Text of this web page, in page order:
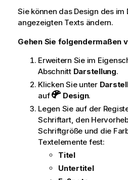
Sie können das Design des im
angezeigten Texts ändern.
Gehen Sie folgendermaßen
Erweitern Sie im
Abschnitt Darstellung.
Klicken Sie unter
auf
Design.
Legen Sie auf der
Schriftart, den
Schriftgröße und die
Textelemente fest:
Titel
Untertitel